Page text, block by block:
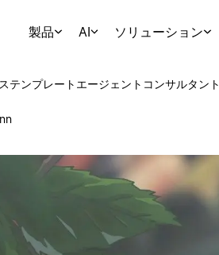
製品 AI ソリューション
テンプレート エージェント コンサルタント